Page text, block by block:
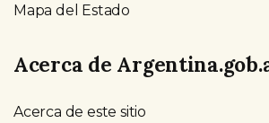
Mapa del Estado
Acerca de
Acerca de este sitio